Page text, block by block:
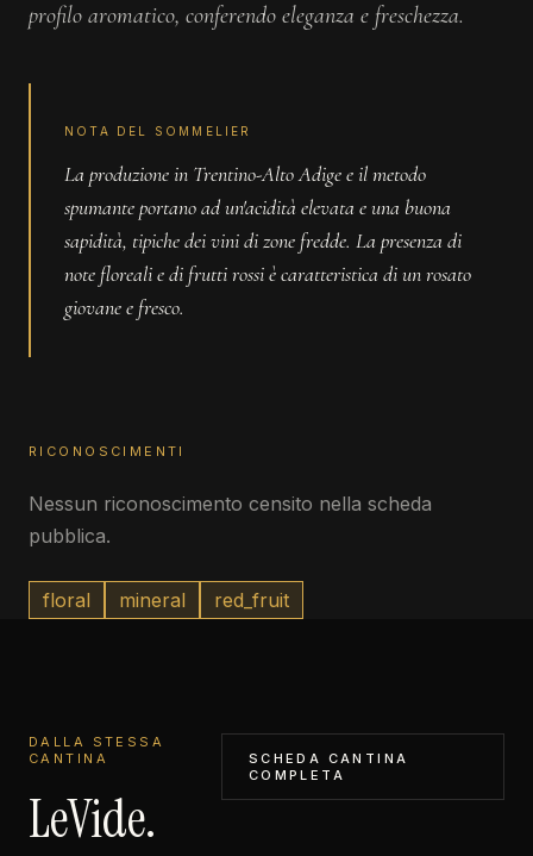
profilo aromatico, conferendo eleganza e freschezza.
NOTA DEL SOMMELIER
La produzione in Trentino-Alto Adige e il metodo
spumante portano ad un'acidità elevata e una buona
sapidità, tipiche dei vini di zone fredde. La presenza di
note floreali e di frutti rossi è caratteristica di un rosato
giovane e fresco.
RICONOSCIMENTI
Nessun riconoscimento censito nella scheda
pubblica.
floral mineral red_fruit
DALLA STESSA
CANTINA
LeVide.
SCHEDA CANTINA
COMPLETA